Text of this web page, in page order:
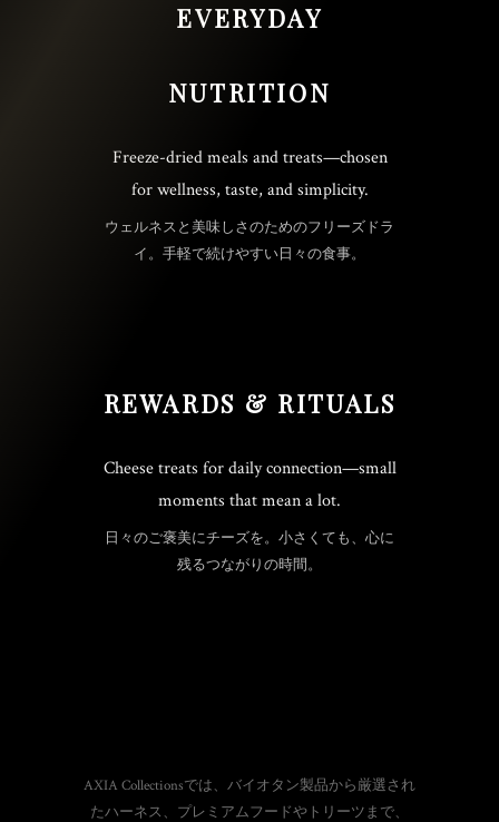
EVERYDAY
NUTRITION
Freeze-dried meals and treats—chosen
for wellness, taste, and simplicity.
ウェルネスと美味しさのためのフリーズドラ
イ。手軽で続けやすい日々の食事。
REWARDS & RITUALS
Cheese treats for daily connection—small
moments that mean a lot.
日々のご褒美にチーズを。小さくても、心に
残るつながりの時間。
AXIA Collectionsでは、バイオタン製品から厳選され
たハーネス、プレミアムフードやトリーツまで、